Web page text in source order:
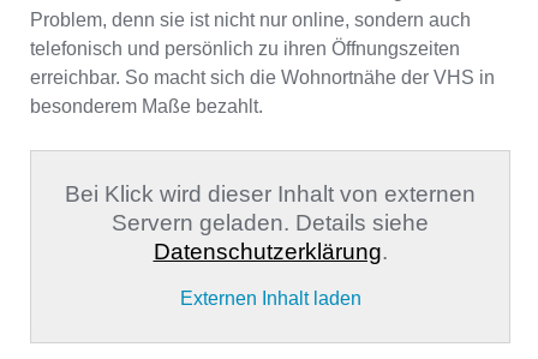
Problem, denn sie ist nicht nur online, sondern auch
telefonisch und persönlich zu ihren Öffnungszeiten
erreichbar. So macht sich die Wohnortnähe der VHS in
besonderem Maße bezahlt.
Bei Klick wird dieser Inhalt von externen
Servern geladen. Details siehe
Datenschutzerklärung.
Externen Inhalt laden